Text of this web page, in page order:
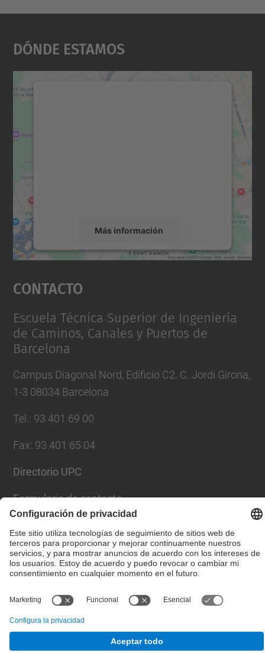
Dónde Estamos
Más información
Aceptar
powered by
Contacto
Escuela Técnica Superior de Ingeniería
de Caminos, Canales y Puertos de
Barcelona
Campus Diagonal Nord, Edificio C2. C. Jordi Girona,
1-3 08034 Barcelona
Tel. : 93 401 69 00
Fax: 93 401 65 04
Directorio UPC
Formulario de contacto
© UPCEscuela Técnica Superior de Ingenieros de Caminos,
Canales y Puertos de Barcelona